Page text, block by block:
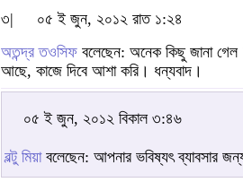
৩|
০৫ ই জুন, ২০১২ রাত ১:২৪
অতন্দ্র তওসিফ বলেছেন: অনেক কিছু জানা
আছে, কাজে দিবে আশা করি। ধন্যবাদ।
০৫ ই জুন, ২০১২ বিকাল ৩:৪৬
বল্টু মিয়াবলেছেন: আপনার ভবিষ্যৎ ব্যাবসার